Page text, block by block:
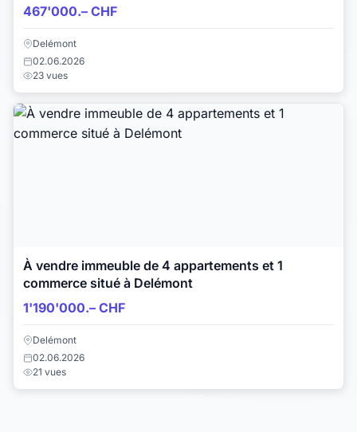
467'000.– CHF
Delémont
02.06.2026
23 vues
À vendre immeuble de 4 appartements et 1
commerce situé à Delémont
1'190'000.– CHF
Delémont
02.06.2026
21 vues